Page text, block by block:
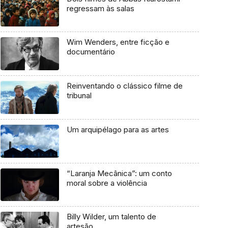
regressam às salas
Wim Wenders, entre ficção e
documentário
Reinventando o clássico filme de
tribunal
Um arquipélago para as artes
“Laranja Mecânica”: um conto
moral sobre a violência
Billy Wilder, um talento de